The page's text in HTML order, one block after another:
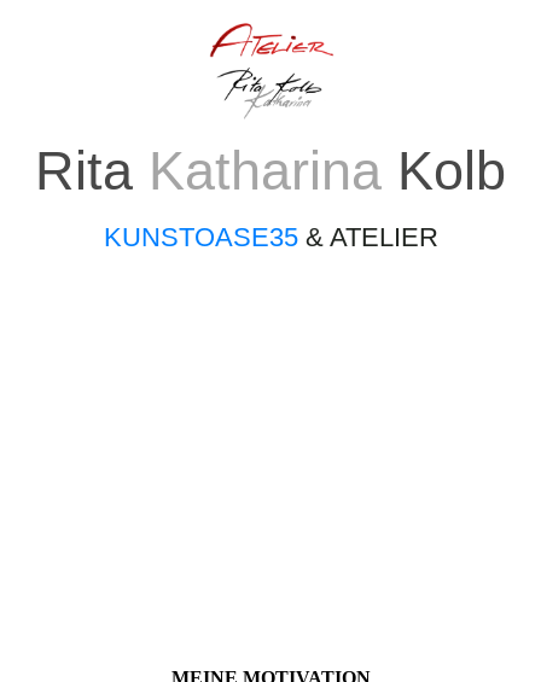
Rita Katharina Kolb
KUNSTOASE35& ATELIER
MEINE MOTIVATION